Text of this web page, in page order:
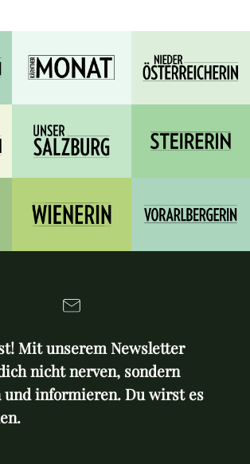
Mit unserem Newsletter
nicht nerven, sondern
informieren. Du wirst es